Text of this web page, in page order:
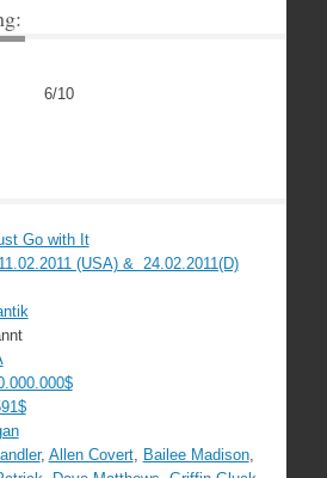
6/10
Go with It
11.02.2011 (USA) & 24.02.2011(D)
, Allen Covert, Bailee Madison,